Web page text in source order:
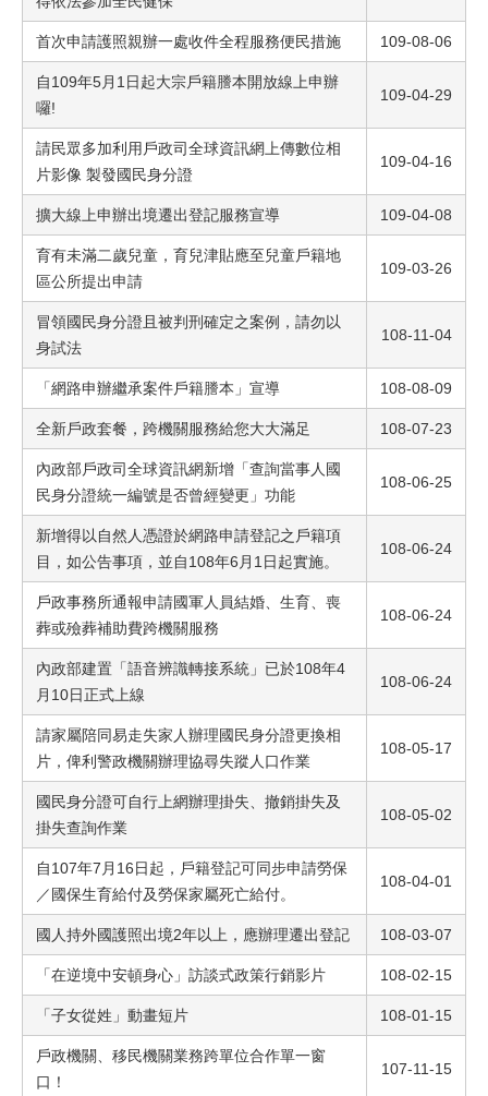
首次申請護照親辦一處收件全程服務便民措施 109-08-06
自109年5月1日起大宗戶籍謄本開放線上申辦
囉!
109-04-29
請民眾多加利用戶政司全球資訊網上傳數位相
片影像 製發國民身分證
109-04-16
擴大線上申辦出境遷出登記服務宣導 109-04-08
育有未滿二歲兒童，育兒津貼應至兒童戶籍地
區公所提出申請
109-03-26
冒領國民身分證且被判刑確定之案例，請勿以
身試法
108-11-04
「網路申辦繼承案件戶籍謄本」宣導 108-08-09
全新戶政套餐，跨機關服務給您大大滿足 108-07-23
內政部戶政司全球資訊網新增「查詢當事人國
民身分證統一編號是否曾經變更」功能
108-06-25
新增得以自然人憑證於網路申請登記之戶籍項
目，如公告事項，並自108年6月1日起實施。
108-06-24
戶政事務所通報申請國軍人員結婚、生育、喪
葬或殮葬補助費跨機關服務
108-06-24
內政部建置「語音辨識轉接系統」已於108年4
月10日正式上線
108-06-24
請家屬陪同易走失家人辦理國民身分證更換相
片，俾利警政機關辦理協尋失蹤人口作業
108-05-17
國民身分證可自行上網辦理掛失、撤銷掛失及
掛失查詢作業
108-05-02
自107年7月16日起，戶籍登記可同步申請勞保
／國保生育給付及勞保家屬死亡給付。
108-04-01
國人持外國護照出境2年以上，應辦理遷出登記 108-03-07
「在逆境中安頓身心」訪談式政策行銷影片 108-02-15
「子女從姓」動畫短片 108-01-15
戶政機關、移民機關業務跨單位合作單一窗
口！
107-11-15